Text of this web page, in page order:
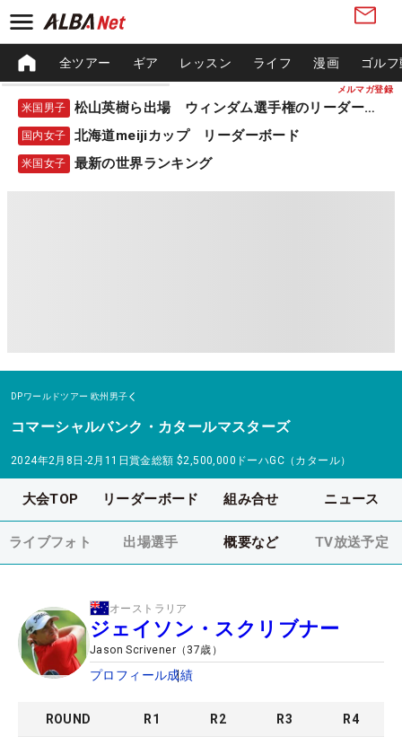
メルマガ登録
全ツアー ギア レッスン ライフ 漫画 ゴル
米国男子 松山英樹ら出場 ウィンダム選手権のリーダーボード
国内女子 北海道meijiカップ リーダーボード
米国女子 最新の世界ランキング
DPワールドツアー 欧州男子
コマーシャルバンク・カタールマスターズ
2024年2月8日-2月11日賞金総額 $2,500,000 ドーハGC（カタール）
大会TOP リーダーボード 組み合せ ニュース
ライブフォト 出場選手 概要など TV放送予定
オーストラリア
ジェイソン・スクリブナー
Jason Scrivener （ 37歳）
プロフィール成績
ROUND R1 R2 R3 R4